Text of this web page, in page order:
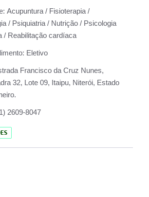
Acupuntura / Fisioterapia /
/ Psiquiatria / Nutrição / Psicologia
/ Reabilitação cardíaca
Eletivo
Francisco da Cruz Nunes,
32, Lote 09, Itaipu, Niterói, Estado
2609-8047